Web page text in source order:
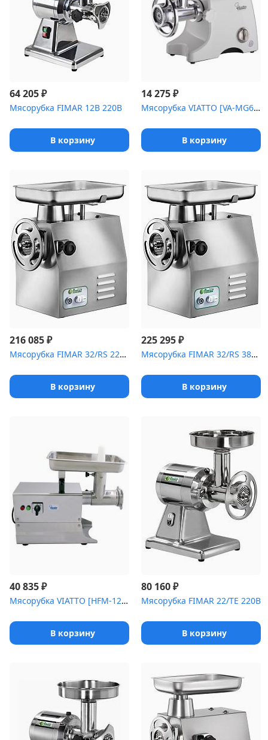
64 205₽
Мясорубка FIMAR 12B 220В
В корзину
14 275₽
Мясорубка VIATTO [VA-MG6PRO]
В корзину
216 085₽
Мясорубка FIMAR 32/RS 220B
В корзину
225 295₽
Мясорубка FIMAR 32/RS 380В Unger
В корзину
40 835₽
Мясорубка VIATTO [HFM-12 (220V)]
В корзину
80 160₽
Мясорубка FIMAR 22/TE 220В
В корзину